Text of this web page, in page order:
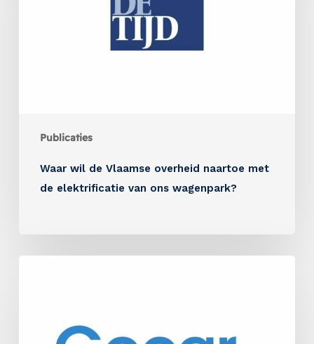
Publicaties
Waar wil de Vlaamse overheid naartoe met
de elektrificatie van ons wagenpark?